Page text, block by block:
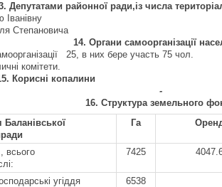
. Депутатами районної ради,із числа
Іванівну
Степановича
14. Органи самоорганізації
25, в них бере участь 75 чол.
комітети.
5. Корисні копалини
-
16. Структура земельного
Баланівської
ради
Га
всього
7425
угіддя
6538